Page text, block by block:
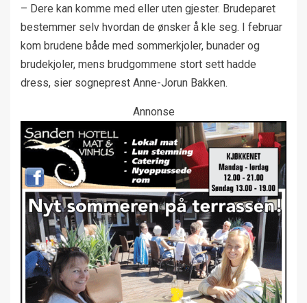
– Dere kan komme med eller uten gjester. Brudeparet
bestemmer selv hvordan de ønsker å kle seg. I februar
kom brudene både med sommerkjoler, bunader og
brudekjoler, mens brudgommene stort sett hadde
dress, sier sogneprest Anne-Jorun Bakken.
Annonse